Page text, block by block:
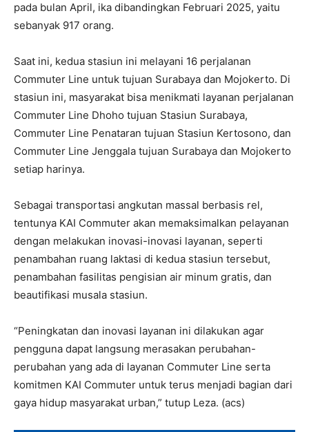
pada bulan April, ika dibandingkan Februari 2025, yaitu
sebanyak 917 orang.
Saat ini, kedua stasiun ini melayani 16 perjalanan
Commuter Line untuk tujuan Surabaya dan Mojokerto. Di
stasiun ini, masyarakat bisa menikmati layanan perjalanan
Commuter Line Dhoho tujuan Stasiun Surabaya,
Commuter Line Penataran tujuan Stasiun Kertosono, dan
Commuter Line Jenggala tujuan Surabaya dan Mojokerto
setiap harinya.
Sebagai transportasi angkutan massal berbasis rel,
tentunya KAI Commuter akan memaksimalkan pelayanan
dengan melakukan inovasi-inovasi layanan, seperti
penambahan ruang laktasi di kedua stasiun tersebut,
penambahan fasilitas pengisian air minum gratis, dan
beautifikasi musala stasiun.
“Peningkatan dan inovasi layanan ini dilakukan agar
pengguna dapat langsung merasakan perubahan-
perubahan yang ada di layanan Commuter Line serta
komitmen KAI Commuter untuk terus menjadi bagian dari
gaya hidup masyarakat urban,” tutup Leza. (acs)